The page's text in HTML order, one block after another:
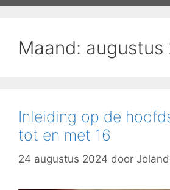
Maand: augustus
Inleiding op de
tot en met 16
24 augustus 2024 door